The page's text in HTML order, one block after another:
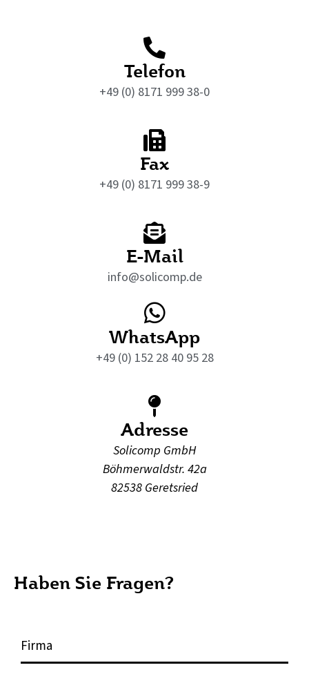
Telefon
+49 (0) 8171 999 38-0
Fax
+49 (0) 8171 999 38-9
E-Mail
info@solicomp.de
WhatsApp
+49 (0) 152 28 40 95 28
Adresse
Solicomp GmbH
Böhmerwaldstr. 42a
82538 Geretsried
Haben Sie Fragen?
F
i